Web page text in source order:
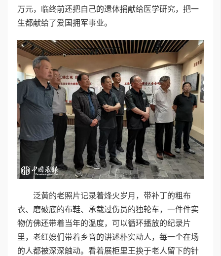
万元，临终前还把自己的遗体捐献给医学研究，把一
生都献给了爱国拥军事业。
泛黄的老照片记录着烽火岁月，带补丁的粗布
衣、磨破底的布鞋、承载过伤员的独轮车，一件件实
物仿佛还带着当年的温度，可以循环播放的纪录片
里，老红嫂们带着乡音的讲述朴实动人，每一个在场
的人都被深深触动。看着展柜里王换于老人留下的针